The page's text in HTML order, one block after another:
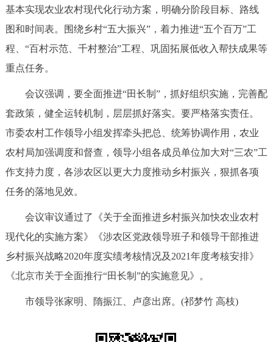
12345网上接诉即办 我要咨询 我要建议
参与调查 在线访谈 图说互动
走进北京
多语种
DEUTSCH FRANÇAIS РУССКИЙ ЯЗЫК
ESPAÑOL العربية
基本实现农业农村现代化行动方案，明确分阶段目标、路线
图和时间表。围绕乡村“五大振兴”，着力推进“五个百万”工
程、“百村示范、千村整治”工程、巩固拓展低收入帮扶成果等
重点任务。
会议强调，要全面推进“田长制”，抓好组织实施，完善配
套政策，健全运转机制，层层抓好落实。要严格落实责任。
市委农村工作领导小组发挥牵头把总、统筹协调作用，农业
农村局加强调度和督查，领导小组各成员单位加大对“三农”工
作支持力度，各涉农区以更大力度推动乡村振兴，狠抓各项
任务的落地见效。
会议审议通过了《关于全面推进乡村振兴加快农业农村
现代化的实施方案》《涉农区党政领导班子和领导干部推进
乡村振兴战略2020年度实绩考核情况及2021年度考核安排》
《北京市关于全面推行“田长制”的实施意见》。
市领导张家明、隋振江、卢彦出席。(祁梦竹 高枝)